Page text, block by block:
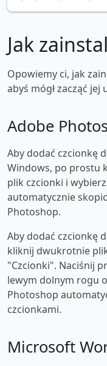
Jak
Opowiemy ci, jak
abyś mógł zacząć
Adobe
Aby dodać czcionkę
Windows, po prostu
plik czcionki i
automatycznie
Photoshop.
Aby dodać czcionkę
kliknij dwukrotnie
"Czcionki". Naciśnij
lewym dolnym rogu
Photoshop
czcionkami.
Microsoft